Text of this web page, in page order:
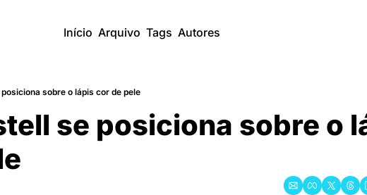
Início Arquivo Tags Autores
sobre o lápis cor de pele
se posiciona sobre o